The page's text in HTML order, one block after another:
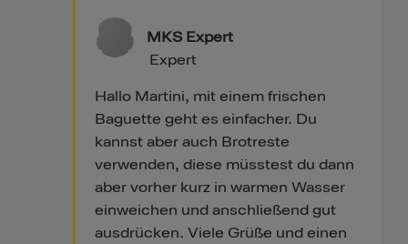
MKS Expert
Expert
Hallo Martini, mit einem frischen
Baguette geht es einfacher. Du
kannst aber auch Brotreste
verwenden, diese müsstest du dann
aber vorher kurz in warmen Wasser
einweichen und anschließend gut
ausdrücken. Viele Grüße und einen